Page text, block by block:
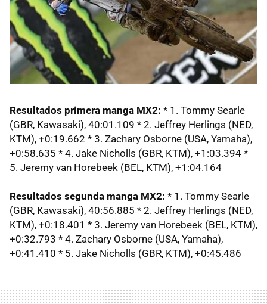
Resultados primera manga MX2: * 1. Tommy Searle
(GBR, Kawasaki), 40:01.109 * 2. Jeffrey Herlings (NED,
KTM), +0:19.662 * 3. Zachary Osborne (USA, Yamaha),
+0:58.635 * 4. Jake Nicholls (GBR, KTM), +1:03.394 *
5. Jeremy van Horebeek (BEL, KTM), +1:04.164
Resultados segunda manga MX2: * 1. Tommy Searle
(GBR, Kawasaki), 40:56.885 * 2. Jeffrey Herlings (NED,
KTM), +0:18.401 * 3. Jeremy van Horebeek (BEL, KTM),
+0:32.793 * 4. Zachary Osborne (USA, Yamaha),
+0:41.410 * 5. Jake Nicholls (GBR, KTM), +0:45.486